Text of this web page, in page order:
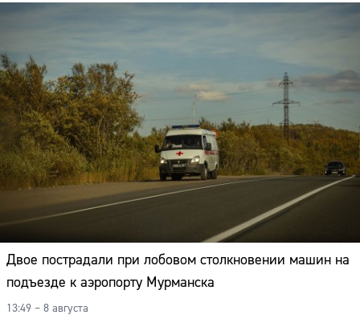
Двое пострадали при лобовом столкновении машин на
подъезде к аэропорту Мурманска
13:49 – 8 августа